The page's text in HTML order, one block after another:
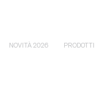
NOVITÀ 2026 PRODOTTI